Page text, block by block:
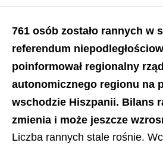
761 osób zostało rannych w
referendum
poinformował regionalny
autonomicznego regionu na
wschodzie Hiszpanii. Bilans
zmienia i może jeszcze
Liczba rannych stale rośnie.